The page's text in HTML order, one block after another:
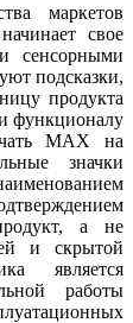
маркетов
свое
сенсорными
подсказки,
продукта
функционалу
MAX на
значки
а не
и скрытой
является
работы